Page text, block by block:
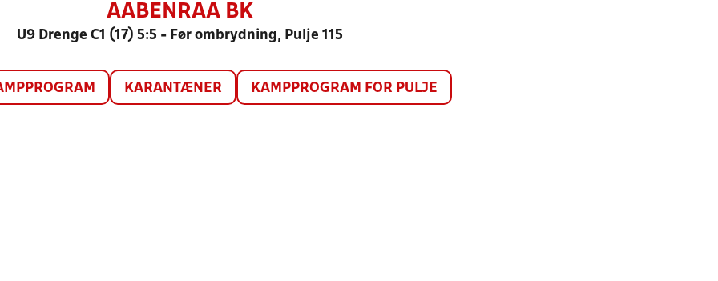
AABENRAA BK
U9 Drenge C1 (17) 5:5 - Før ombrydning, Pulje 115
KARANTÆNER KAMPPROGRAM FOR PULJE